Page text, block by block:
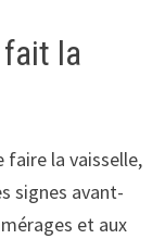
fait la
faire la vaisselle,
signes avant-
et aux